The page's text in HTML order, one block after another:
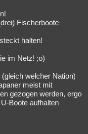
Fischerboote
halten!
im Netz! ;o)
welcher Nation)
meist mit
gezogen werden, ergo
Boote aufhalten